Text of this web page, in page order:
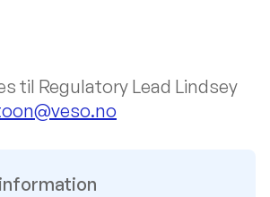
til Regulatory Lead Lindsey